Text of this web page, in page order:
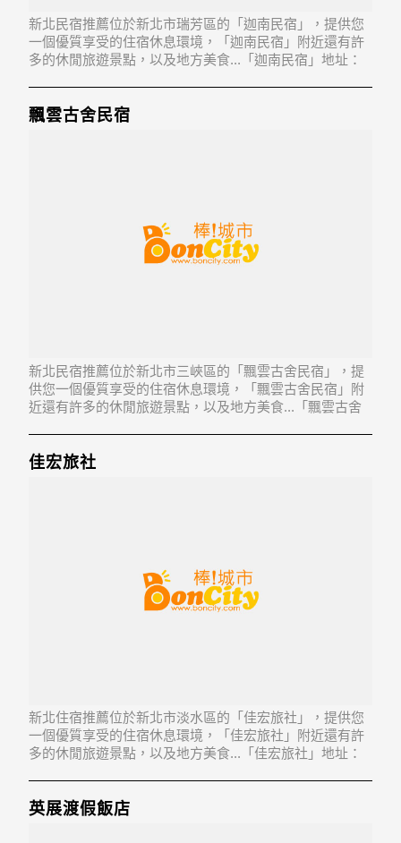
新北民宿推薦位於新北市瑞芳區的「迦南民宿」，提供您
一個優質享受的住宿休息環境，「迦南民宿」附近還有許
多的休閒旅遊景點，以及地方美食...「迦南民宿」地址：
飄雲古舍民宿
新北民宿推薦位於新北市三峽區的「飄雲古舍民宿」，提
供您一個優質享受的住宿休息環境，「飄雲古舍民宿」附
近還有許多的休閒旅遊景點，以及地方美食...「飄雲古舍
佳宏旅社
新北住宿推薦位於新北市淡水區的「佳宏旅社」，提供您
一個優質享受的住宿休息環境，「佳宏旅社」附近還有許
多的休閒旅遊景點，以及地方美食...「佳宏旅社」地址：
英展渡假飯店